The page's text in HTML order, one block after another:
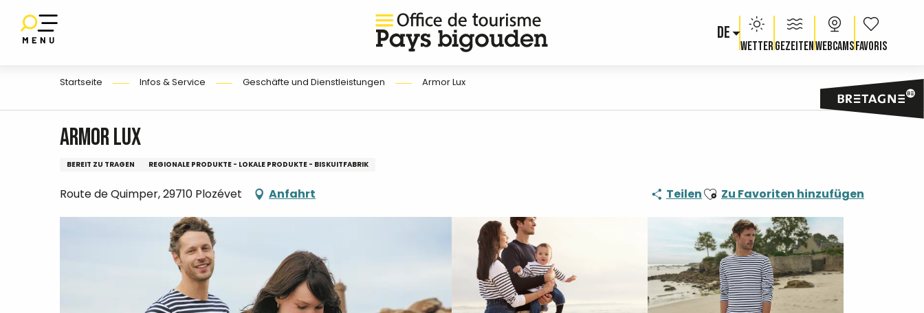
contenu
DE
WetterGezeitenWebcams Voir les
Startseite Infos & Service Geschäfte und Dienstleistungen Armor Lux
Armor Lux
BEREIT ZU TRAGEN REGIONALE PRODUKTE - LOKALE PRODUKTE - BISKUITFABRIK
Route de Quimper, 29710 Plozévet Anfahrt TeilenAjouter aux favoris
Zu Favoriten hinzufügen